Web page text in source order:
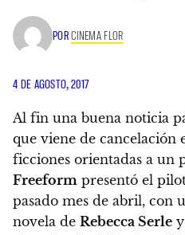
PORCINEMA FLOR
4 DE AGOSTO, 2017
Al fin una buena noticia
que viene de cancelación
ficciones orientadas a un
Freeform presentó el
pasado mes de abril, con
novela de Rebecca Serle